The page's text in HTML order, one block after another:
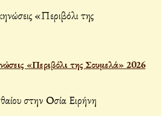
«Περιβόλι της Σουμελά» 2026